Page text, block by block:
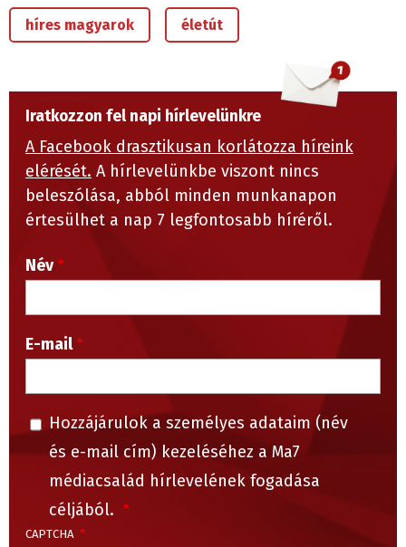
híres magyarok életút
Iratkozzon fel napi hírlevelünkre
A Facebook drasztikusan korlátozza híreink
elérését. A hírlevelünkbe viszont nincs
beleszólása, abból minden munkanapon
értesülhet a nap 7 legfontosabb híréről.
Név
E-mail
Hozzájárulok a személyes adataim (név
és e-mail cím) kezeléséhez a Ma7
médiacsalád hírlevelének fogadása
céljából.
CAPTCHA